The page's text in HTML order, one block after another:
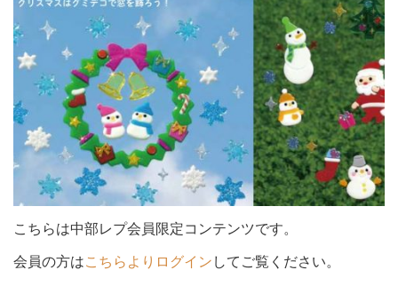
シ
ョ
ン
こちらは中部レプ会員限定コンテンツです。
会員の方はこちらよりログイン してご覧ください。